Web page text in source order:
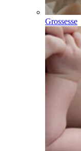
Grossesse